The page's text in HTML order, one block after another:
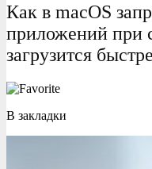
Как в macOS
приложений при
загрузится
В закладки